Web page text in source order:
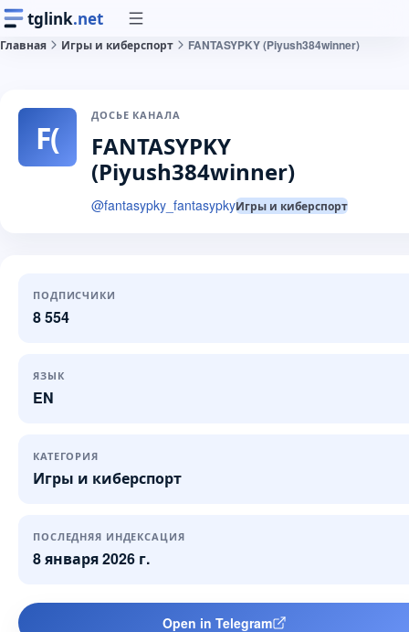
tglink.net
Главная Игры и киберспорт FANTASYPKY (Piyush384winner️)
F(
ДОСЬЕ КАНАЛА
FANTASYPKY
(Piyush384winner️)
@fantasypky_fantasypkyИгры и киберспорт
ПОДПИСЧИКИ
8 554
ЯЗЫК
EN
КАТЕГОРИЯ
Игры и киберспорт
ПОСЛЕДНЯЯ ИНДЕКСАЦИЯ
8 января 2026 г.
Open in Telegram